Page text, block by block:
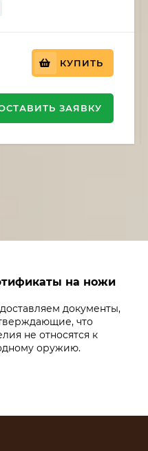
КУПИТЬ
ЗАЯВКУ
на ножи
документы,
что
не относятся к
оружию.